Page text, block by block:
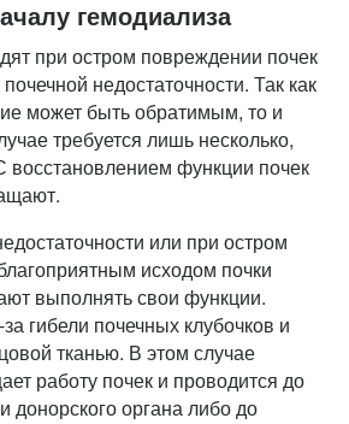
гемодиализа
при остром повреждении почек
недостаточности. Так как
может быть обратимым, то и
требуется лишь несколько,
восстановлением функции почек
или при остром
исходом почки
выполнять свои функции.
гибели почечных клубочков и
тканью. В этом случае
работу почек и проводится до
донорского органа либо до